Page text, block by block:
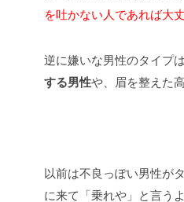
を吐かない人であれば大
逆に嫌いな男性のタイプは
する男性や、眉を整えた
以前は不良っぽい男性が
に来て「乗れや」と言う